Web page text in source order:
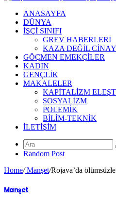
ANASAYFA
DÜNYA
İŞÇİ SINIFI
GREV HABERLERİ
KAZA DEĞİL
GÖÇMEN EMEKÇİLER
KADIN
GENÇLİK
MAKALELER
KAPİTALİZM
SOSYALİZM
POLEMİK
BİLİM-TEKNİK
ILETIŞIM
Random Post
Home/Manşet/Rojava’da
Manşet